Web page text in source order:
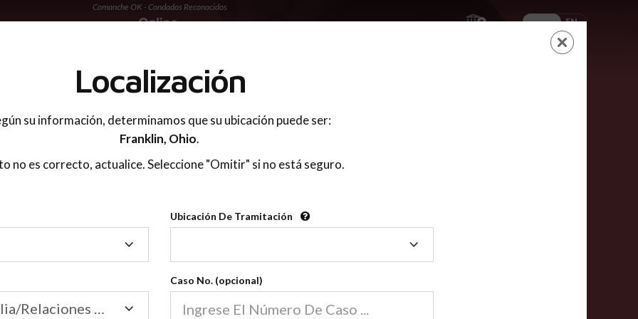
Comanche OK - Condados Reconocidos
ES EN
LOGIN
Condados Reconocidos
2600
Condados
Nuestras clases de crianza compartida en línea están acreditadas en más de
2600 condados.
Las clases para padres en línea cumplen la mayoría de las normas nacionales
Localización
su información, determinamos que su ubicación puede ser:
Franklin, Ohio.
no es correcto, actualice. Seleccione "Omitir" si no está seguro.
Ubicación De Tramitación
Tramitación
Tribunal de Familia/Relaciones Domésticas
Caso No. (opcional)